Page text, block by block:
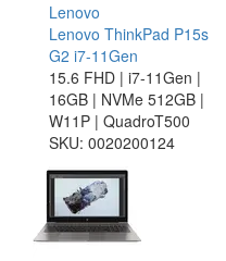
Lenovo
Lenovo ThinkPad P15s
G2 i7-11Gen
15.6 FHD | i7-11Gen |
16GB | NVMe 512GB |
W11P | QuadroT500
SKU: 0020200124